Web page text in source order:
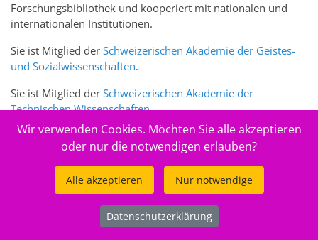
Forschungsbibliothek und kooperiert mit nationalen und
internationalen Institutionen.
Sie ist Mitglied der Schweizerischen Akademie der Geistes-
und Sozialwissenschaften.
Sie ist Mitglied der Schweizerischen Akademie der
Technischen Wissenschaften.
Sie ist zudem Mitglied des Schweizer Portalswww.sciences-
Stiftung Bibliothek Werner Oechslin
Wir verwenden Cookies. Möchten Sie alle akzeptieren
oder nur die notwendigen erlauben?
Alle akzeptieren Nur notwendige
Datenschutzerklärung